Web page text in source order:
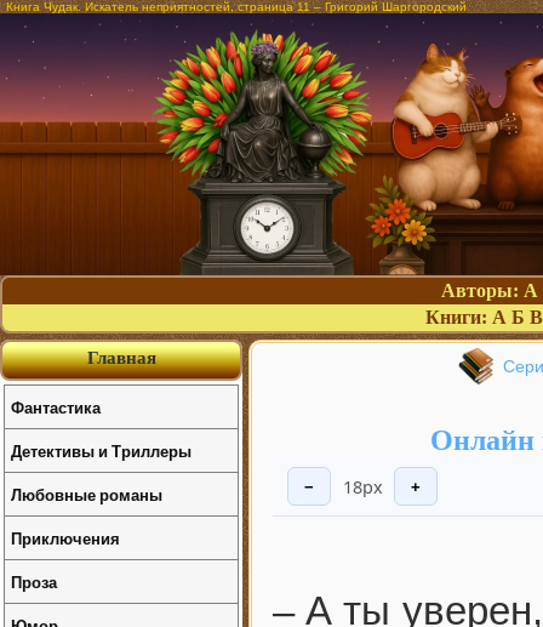
Книга Чудак. Искатель неприятностей, страница 11 – Григорий Шаргородский
Авторы: А
Книги: А Б В
Онлайн
− 18px +
– А ты
Главная
Фантастика
Детективы и Триллеры
Любовные романы
Приключения
Проза